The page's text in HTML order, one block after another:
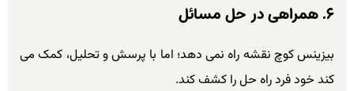
۶. همراهی در حل مسائل
بیزینس کوچ نقشه راه نمی دهد؛ اما با پرسش و تحلیل، کمک می
کند خود فرد راه حل را کشف کند.